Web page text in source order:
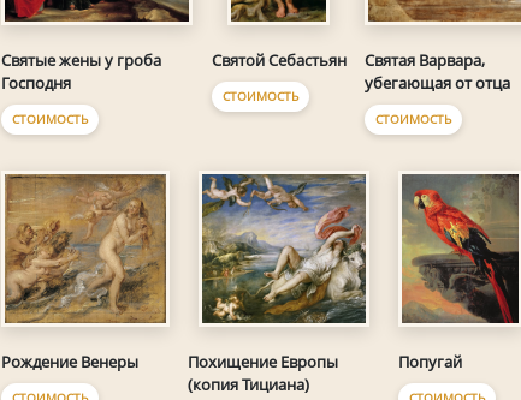
Святые жены у гроба
Господня
СТОИМОСТЬ
Святой Себастьян
СТОИМОСТЬ
Святая Варвара,
убегающая от отца
СТОИМОСТЬ
Рождение Венеры
Похищение Европы
(копия Тициана)
Попугай